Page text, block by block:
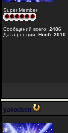
Super Member
Сообщений всего: 2486
Дата рег-ции: Нояб. 2010
yakodsen